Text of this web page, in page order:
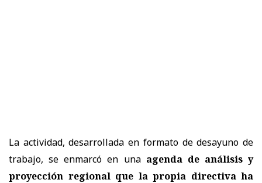
La actividad, desarrollada en formato de desayuno de
trabajo, se enmarcó en unaagenda de análisis y
proyección regional que la propia directiva ha